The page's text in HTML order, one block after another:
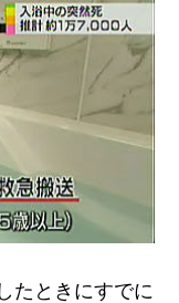
たときにすでに